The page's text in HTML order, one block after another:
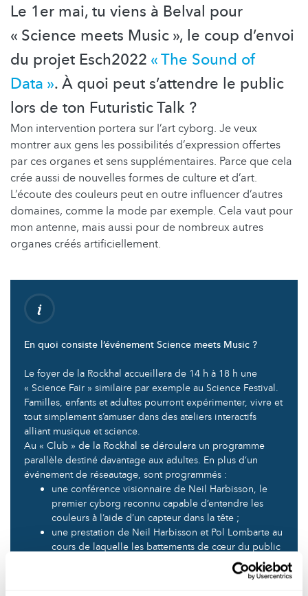
Le 1er mai, tu viens à Belval pour
« Science meets Music », le coup d’envoi
du projet Esch2022 « The Sound of
Data ». À quoi peut s’attendre le public
lors de ton Futuristic Talk ?
Mon intervention portera sur l’art cyborg. Je veux
montrer aux gens les possibilités d’expression offertes
par ces organes et sens supplémentaires. Parce que cela
crée aussi de nouvelles formes de culture et d’art.
L’écoute des couleurs peut en outre influencer d’autres
domaines, comme la mode par exemple. Cela vaut pour
mon antenne, mais aussi pour de nombreux autres
organes créés artificiellement.
En quoi consiste l’événement Science meets Music ?
Le foyer de la Rockhal accueillera de 14 h à 18 h une
« Science Fair » similaire par exemple au Science Festival.
Familles, enfants et adultes pourront expérimenter, vivre et
tout simplement s’amuser dans des ateliers interactifs
alliant musique et science.
Au « Club » de la Rockhal se déroulera un programme
parallèle destiné davantage aux adultes. En plus d’un
événement de réseautage, sont programmés :
une conférence visionnaire de Neil Harbisson, le
premier cyborg reconnu capable d’entendre les
couleurs à l’aide d’un capteur dans la tête ;
une prestation de Neil Harbisson et Pol Lombarte au
cours de laquelle les battements de cœur du public
une performance-conférence du musicien et